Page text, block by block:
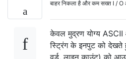
बाहर निकला है और कम सख्त I / O
केवल मुद्रण योग्य
स्ट्रिंग के इनपुट को देखते
वर्ड, लाइन काउंट) को